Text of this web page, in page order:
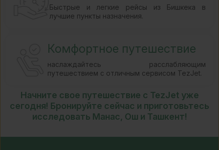
Быстрые и легкие рейсы из Бишкека в
лучшие пункты назначения.
Комфортное путешествие
наслаждайтесь расслабляющим
путешествием с отличным сервисом TezJet.
Начните свое путешествие с TezJet уже
сегодня! Бронируйте сейчас и приготовьтесь
исследовать Манас, Ош и Ташкент!